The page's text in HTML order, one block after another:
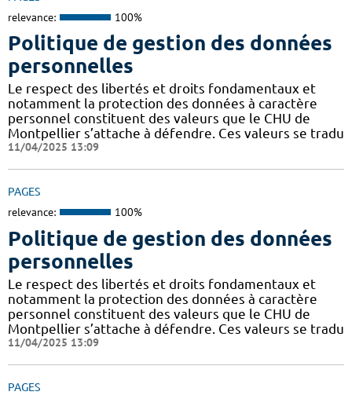
relevance: 100%
Politique de gestion des données
personnelles
Le respect des libertés et droits fondamentaux et
notamment la protection des données à caractère
personnel constituent des valeurs que le CHU de
Montpellier s’attache à défendre. Ces valeurs se tradu
11/04/2025 13:09
PAGES
relevance: 100%
Politique de gestion des données
personnelles
Le respect des libertés et droits fondamentaux et
notamment la protection des données à caractère
personnel constituent des valeurs que le CHU de
Montpellier s’attache à défendre. Ces valeurs se tradu
11/04/2025 13:09
PAGES